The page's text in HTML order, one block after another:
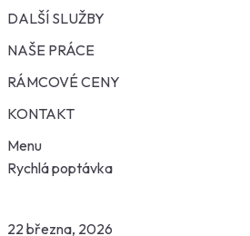
DALŠÍ SLUŽBY
NAŠE PRÁCE
RÁMCOVÉ CENY
KONTAKT
Menu
Rychlá poptávka
22 března, 2026